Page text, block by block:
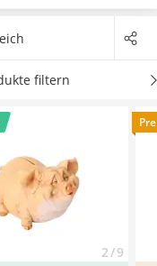
. Egal,
Hochzeit von
eines
Ihr perfektes
Juli 2026 besonders
* mit seinen
filtern
2 / 9